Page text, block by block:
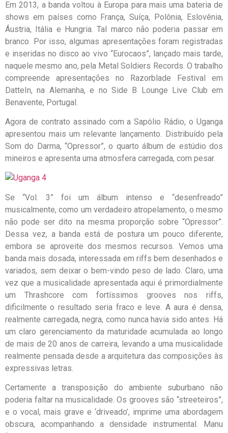
Em 2013, a banda voltou à Europa para mais uma bateria de
shows em países como França, Suíça, Polônia, Eslovênia,
Áustria, Itália e Hungria. Tal marco não poderia passar em
branco. Por isso, algumas apresentações foram registradas
e inseridas no disco ao vivo “Eurocaos”, lançado mais tarde,
naquele mesmo ano, pela Metal Soldiers Records. O trabalho
compreende apresentações no Razorblade Festival em
DatteIn, na Alemanha, e no Side B Lounge Live Club em
Benavente, Portugal.
Agora de contrato assinado com a Sapólio Rádio, o Uganga
apresentou mais um relevante lançamento. Distribuído pela
Som do Darma, “Opressor”, o quarto álbum de estúdio dos
mineiros e apresenta uma atmosfera carregada, com pesar.
Se “Vol. 3” foi um álbum intenso e “desenfreado”
musicalmente, como um verdadeiro atropelamento, o mesmo
não pode ser dito na mesma proporção sobre “Opressor”.
Dessa vez, a banda está de postura um pouco diferente,
embora se aproveite dos mesmos recursos. Vemos uma
banda mais dosada, interessada em riffs bem desenhados e
variados, sem deixar o bem-vindo peso de lado. Claro, uma
vez que a musicalidade apresentada aqui é primordialmente
um Thrashcore com fortíssimos grooves nos riffs,
dificilmente o resultado seria fraco e leve. A aura é densa,
realmente carregada, negra, como nunca havia sido antes. Há
um claro gerenciamento da maturidade acumulada ao longo
de mais de 20 anos de carreira, levando a uma musicalidade
realmente pensada desde a arquitetura das composições às
expressivas letras.
Certamente a transposição do ambiente suburbano não
poderia faltar na musicalidade. Os grooves são “streeteiros”,
e o vocal, mais grave e ‘driveado’, imprime uma abordagem
obscura, acompanhando a densidade instrumental. Manu